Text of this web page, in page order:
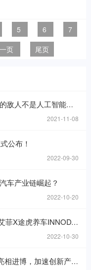
家企业当季损失超过
的经营利润同比减少约
。作为守擂方的美团，
达141亿元，在三巨头
本轮大战中受伤最深的
5 6
7
页 尾页
人工智能，而是科层制
2021-11-08
公布！
2022-09-30
车产业链崛起？
2022-10-20
养车INNODAY圆满举办！
2022-10-30
博，加速创新产品落地